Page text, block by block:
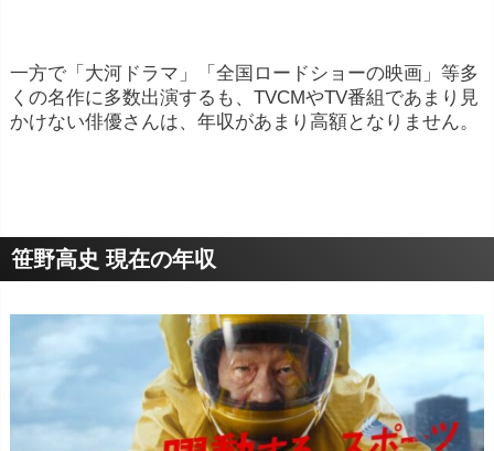
一方で「大河ドラマ」「全国ロードショーの映画」等多
くの名作に多数出演するも、TVCMやTV番組であまり見
かけない俳優さんは、年収があまり高額となりません。
笹野高史 現在の年収